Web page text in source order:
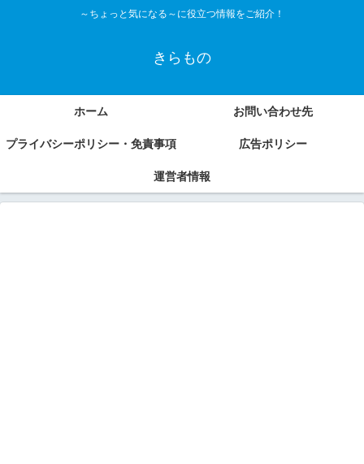
～ちょっと気になる～に役立つ情報をご紹介！
きらもの
ホーム お問い合わせ先
プライバシーポリシー・免責事項 広告ポリシー
運営者情報